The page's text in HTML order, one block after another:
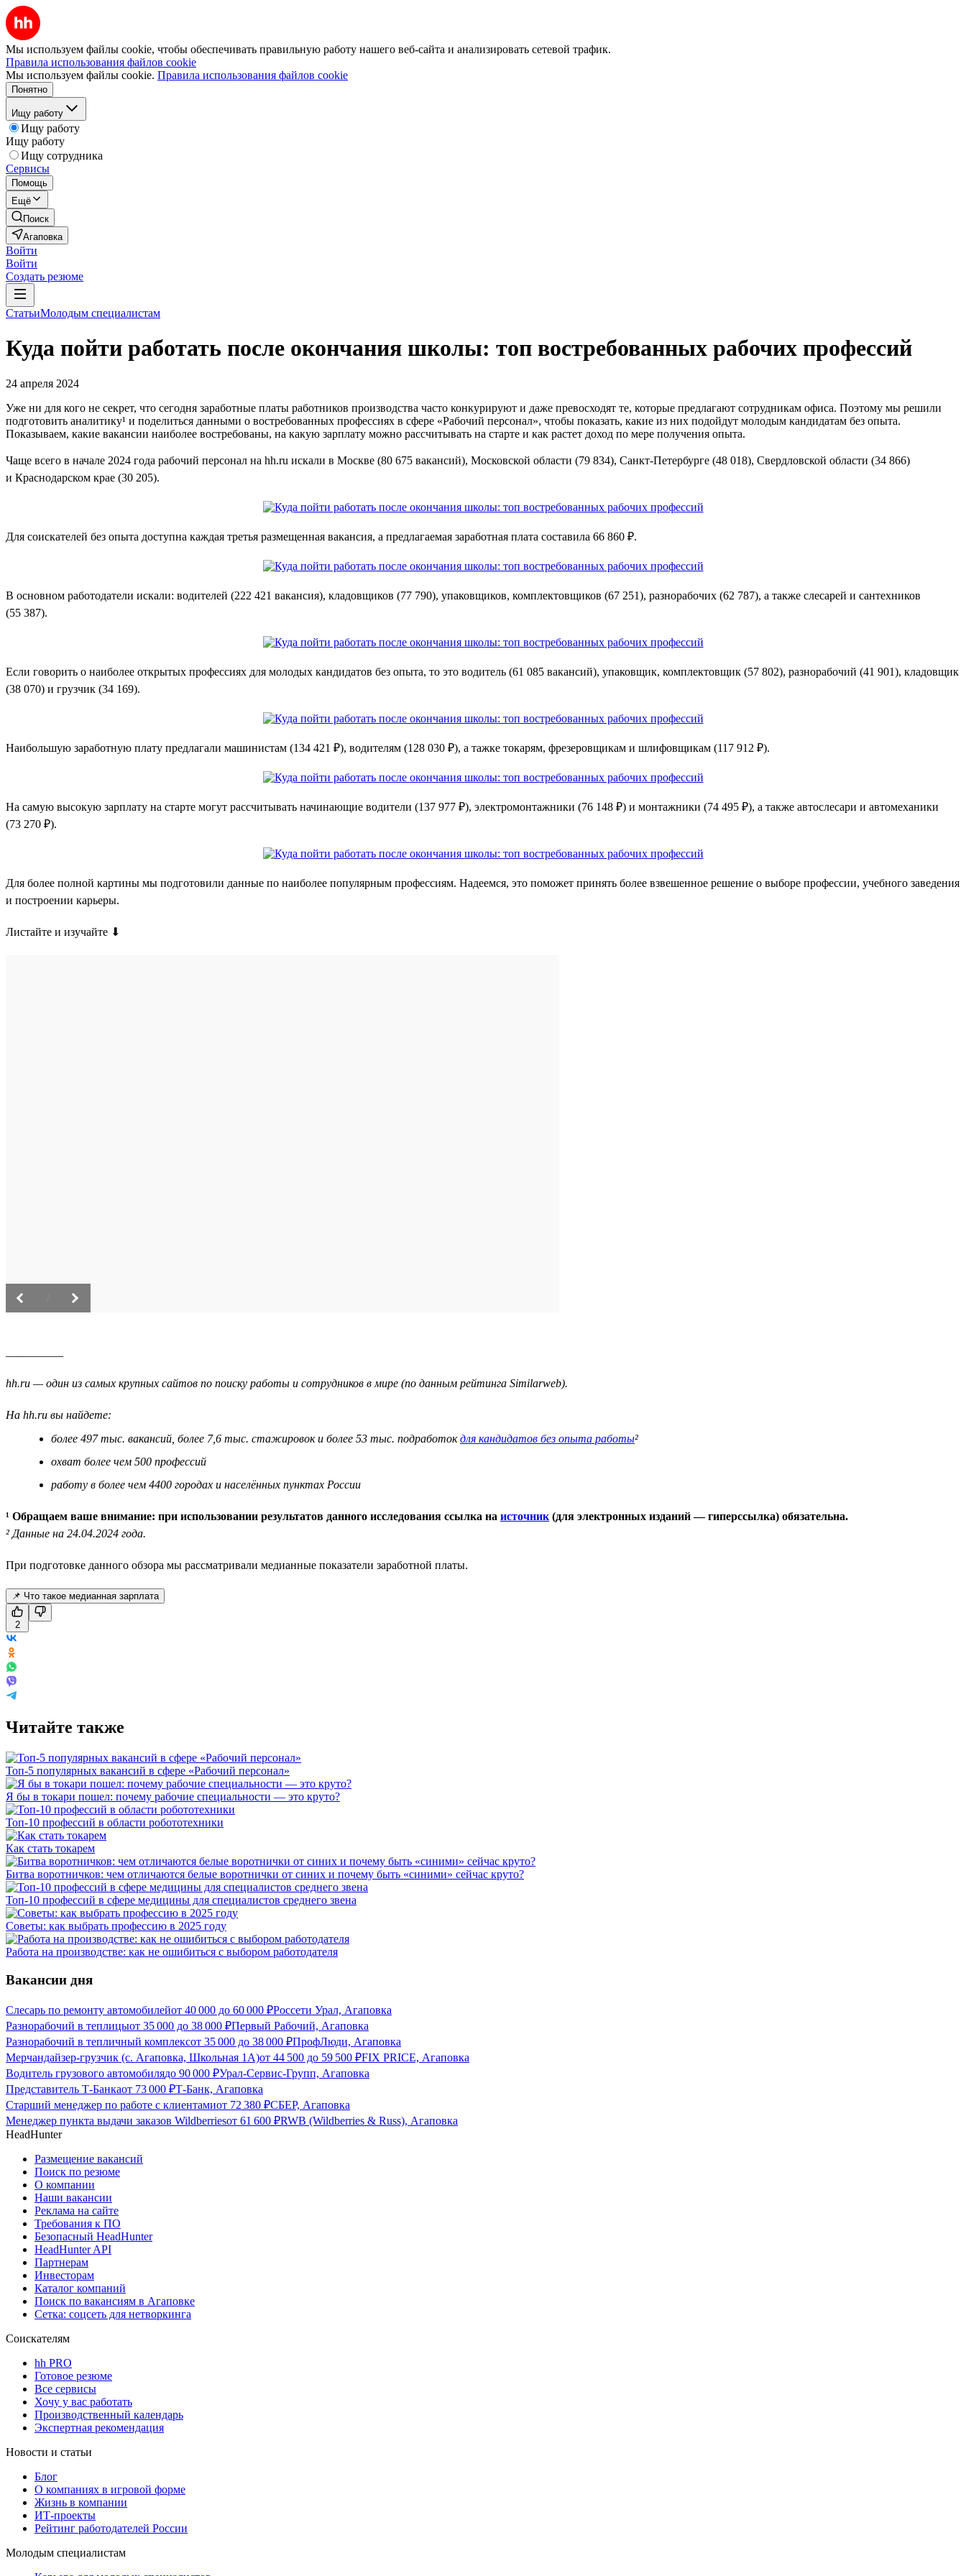
Мы используем файлы cookie, чтобы обеспечивать правильную работу нашего веб-сайта и анализировать сетевой трафик.
Правила использования файлов cookie
Мы используем файлы cookie. Правила использования файлов cookie
Понятно
Ищу работу
Ищу работу
Ищу работу
Ищу сотрудника
Сервисы
Помощь
Ещё
Поиск
Агаповка
Войти
Войти
Создать резюме
СтатьиМолодым специалистам
Куда пойти работать после окончания школы: топ востребованных рабочих профессий
24 апреля 2024
Уже ни для кого не секрет, что сегодня заработные платы работников производства часто конкурируют и даже превосходят те, которые предлагают сотрудникам офиса. Поэтому мы решили
подготовить аналитику¹ и поделиться данными о востребованных профессиях в сфере «Рабочий персонал», чтобы показать, какие из них подойдут молодым кандидатам без опыта.
Показываем, какие вакансии наиболее востребованы, на какую зарплату можно рассчитывать на старте и как растет доход по мере получения опыта.
Чаще всего в начале 2024 года рабочий персонал на hh.ru искали в Москве (80 675 вакансий), Московской области (79 834), Санкт-Петербурге (48 018), Свердловской области (34 866)
и Краснодарском крае (30 205).
Для соискателей без опыта доступна каждая третья размещенная вакансия, а предлагаемая заработная плата составила 66 860 ₽.
В основном работодатели искали: водителей (222 421 вакансия), кладовщиков (77 790), упаковщиков, комплектовщиков (67 251), разнорабочих (62 787), а также слесарей и сантехников
(55 387).
Если говорить о наиболее открытых профессиях для молодых кандидатов без опыта, то это водитель (61 085 вакансий), упаковщик, комплектовщик (57 802), разнорабочий (41 901), кладовщик
(38 070) и грузчик (34 169).
Наибольшую заработную плату предлагали машинистам (134 421 ₽), водителям (128 030 ₽), а тажке токарям, фрезеровщикам и шлифовщикам (117 912 ₽).
На самую высокую зарплату на старте могут рассчитывать начинающие водители (137 977 ₽), электромонтажники (76 148 ₽) и монтажники (74 495 ₽), а также автослесари и автомеханики
(73 270 ₽).
Для более полной картины мы подготовили данные по наиболее популярным профессиям. Надеемся, это поможет принять более взвешенное решение о выборе профессии, учебного заведения
и построении карьеры.
Листайте и изучайте ⬇
hh.ru — один из самых крупных сайтов по поиску работы и сотрудников в мире (по данным рейтинга Similarweb).
На hh.ru вы найдете:
более 497 тыс. вакансий, более 7,6 тыс. стажировок и более 53 тыс. подработокдля кандидатов без опыта работы²
охват более чем 500 профессий
работу в более чем 4400 городах и населённых пунктах России
¹ Обращаем ваше внимание: при использовании результатов данного исследования ссылка на источник (для электронных изданий — гиперссылка) обязательна.
² Данные на 24.04.2024 года.
При подготовке данного обзора мы рассматривали медианные показатели заработной платы.
📌 Что такое медианная зарплата
2
Читайте также
Топ-5 популярных вакансий в сфере «Рабочий персонал»
Я бы в токари пошел: почему рабочие специальности — это круто?
Топ-10 профессий в области робототехники
Как стать токарем
Битва воротничков: чем отличаются белые воротнички от синих и почему быть «синими» сейчас круто?
Топ-10 профессий в сфере медицины для специалистов среднего звена
Советы: как выбрать профессию в 2025 году
Работа на производстве: как не ошибиться с выбором работодателя
Вакансии дня
Слесарь по ремонту автомобилейот 40 000 до 60 000 ₽Россети Урал, Агаповка
Разнорабочий в теплицыот 35 000 до 38 000 ₽Первый Рабочий, Агаповка
Разнорабочий в тепличный комплексот 35 000 до 38 000 ₽ПрофЛюди, Агаповка
Мерчандайзер-грузчик (с. Агаповка, Школьная 1А)от 44 500 до 59 500 ₽FIX PRICE, Агаповка
Водитель грузового автомобилядо 90 000 ₽Урал-Сервис-Групп, Агаповка
Представитель Т-Банкаот 73 000 ₽Т-Банк, Агаповка
Старший менеджер по работе с клиентамиот 72 380 ₽СБЕР, Агаповка
Менеджер пункта выдачи заказов Wildberriesот 61 600 ₽RWB (Wildberries & Russ), Агаповка
HeadHunter
Размещение вакансий
Поиск по резюме
О компании
Наши вакансии
Реклама на сайте
Требования к ПО
Безопасный HeadHunter
HeadHunter API
Партнерам
Инвесторам
Каталог компаний
Поиск по вакансиям в Агаповке
Сетка: соцсеть для нетворкинга
Соискателям
hh PRO
Готовое резюме
Все сервисы
Хочу у вас работать
Производственный календарь
Экспертная рекомендация
Новости и статьи
Блог
О компаниях в игровой форме
Жизнь в компании
ИТ-проекты
Рейтинг работодателей России
Молодым специалистам